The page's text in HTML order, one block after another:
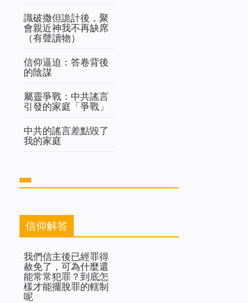
識破撒但詭計後，聚
會親近神我不再缺席
（有聲讀物）
信仰逼迫：答卷背後
的陰謀
屬靈爭戰：中共謠言
引發的家庭「爭戰」
中共的謠言差點毀了
我的家庭
信仰解答
我們信主後已經罪得
赦免了，可為什麼還
能常常犯罪？到底怎
樣才能擺脫罪的轄制
呢